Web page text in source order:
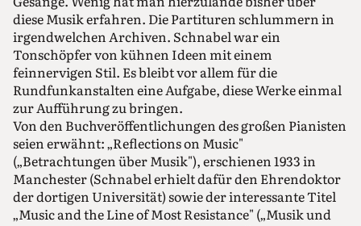
diese Musik erfahren. Die Partituren schlummern in
irgendwelchen Archiven. Schnabel war ein
Tonschöpfer von kühnen Ideen mit einem
feinnervigen Stil. Es bleibt vor allem für die
Rundfunkanstalten eine Aufgabe, diese Werke einmal
zur Aufführung zu bringen.
Von den Buchveröffentlichungen des großen Pianisten
seien erwähnt: „Reflections on Music"
(„Betrachtungen über Musik"), erschienen 1933 in
Manchester (Schnabel erhielt dafür den Ehrendoktor
der dortigen Universität) sowie der interessante Titel
„Music and the Line of Most Resistance" („Musik und